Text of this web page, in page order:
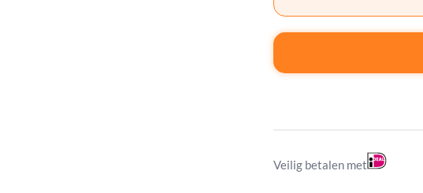
Veilig betalen met